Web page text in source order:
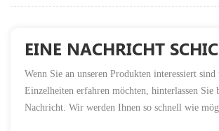
EINE NACHRICHT
Wenn Sie an unseren Produkten interessiert
Einzelheiten erfahren möchten, hinterlassen Sie
Nachricht. Wir werden Ihnen so schnell wie